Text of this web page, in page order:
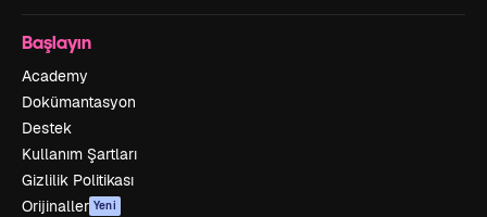
Başlayın
Academy
Dokümantasyon
Destek
Kullanım Şartları
Gizlilik Politikası
Orijinaller Yeni